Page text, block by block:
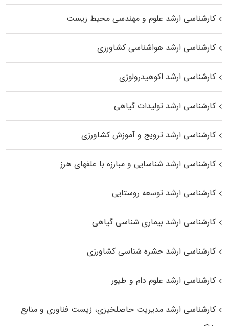
کارشناسی ارشد علوم و مهندسی محیط زیست
کارشناسی ارشد هواشناسی کشاورزی
کارشناسی ارشد اکوهیدرولوژی
کارشناسی ارشد تولیدات گیاهی
کارشناسی ارشد ترویج و آموزش کشاورزی
کارشناسی ارشد شناسایی و مبارزه با علفهای هرز
کارشناسی ارشد توسعه روستایی
کارشناسی ارشد بیماری‌ شناسی گیاهی
کارشناسی ارشد حشره‌ شناسی کشاورزی
کارشناسی ارشد علوم دام و طیور
کارشناسی ارشد مدیریت حاصلخیزی، زیست فناوری و منابع